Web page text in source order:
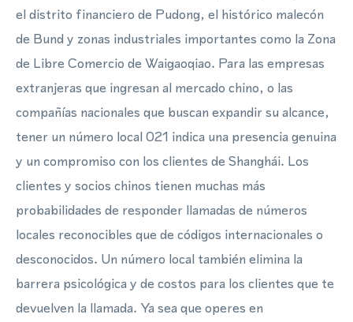
el distrito financiero de Pudong, el histórico malecón
de Bund y zonas industriales importantes como la Zona
de Libre Comercio de Waigaoqiao. Para las empresas
extranjeras que ingresan al mercado chino, o las
compañías nacionales que buscan expandir su alcance,
tener un número local 021 indica una presencia genuina
y un compromiso con los clientes de Shanghái. Los
clientes y socios chinos tienen muchas más
probabilidades de responder llamadas de números
locales reconocibles que de códigos internacionales o
desconocidos. Un número local también elimina la
barrera psicológica y de costos para los clientes que te
devuelven la llamada. Ya sea que operes en